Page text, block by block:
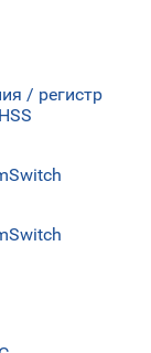
/ регистр